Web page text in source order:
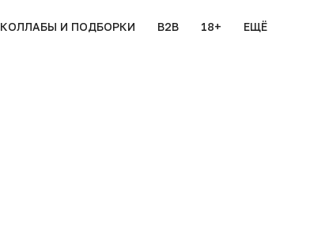
КОЛЛАБЫ И ПОДБОРКИ B2B 18+ ЕЩЁ